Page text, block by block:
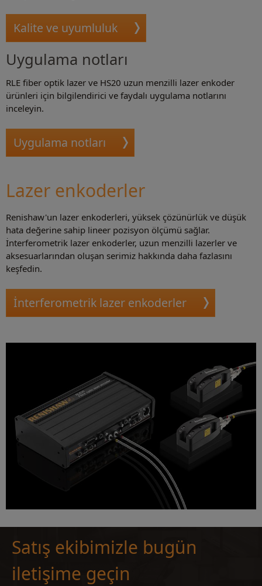
Kalite ve uyumluluk
Uygulama notları
RLE fiber optik lazer ve HS20 uzun menzilli lazer enkoder
ürünleri için bilgilendirici ve faydalı uygulama notlarını
inceleyin.
Uygulama notları
Lazer enkoderler
Renishaw'un lazer enkoderleri, yüksek çözünürlük ve düşük
hata değerine sahip lineer pozisyon ölçümü sağlar.
İnterferometrik lazer enkoderler, uzun menzilli lazerler ve
aksesuarlarından oluşan serimiz hakkında daha fazlasını
keşfedin.
İnterferometrik lazer enkoderler
Satış ekibimizle bugün
iletişime geçin